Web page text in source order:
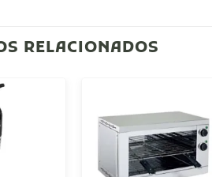
RELACIONADOS